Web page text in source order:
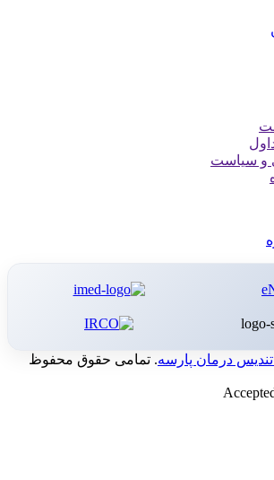
و سیاست
درمان پارسه. تمامی حقوق محفوظ